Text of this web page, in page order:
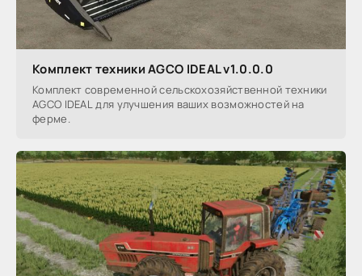
Комплект техники AGCO IDEAL v1.0.0.0
Комплект современной сельскохозяйственной техники
AGCO IDEAL для улучшения ваших возможностей на
ферме.